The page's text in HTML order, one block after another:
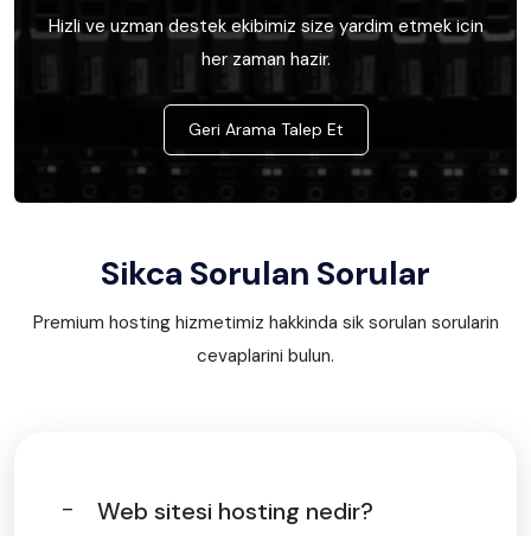
Hizli ve uzman destek ekibimiz size yardim etmek icin
her zaman hazir.
Geri Arama Talep Et
Sikca Sorulan Sorular
Premium hosting hizmetimiz hakkinda sik sorulan sorularin
cevaplarini bulun.
Web sitesi hosting nedir?